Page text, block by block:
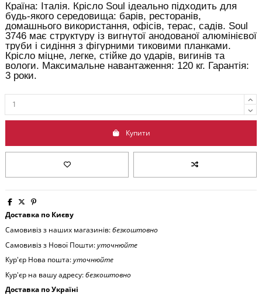
Країна: Італія. Крісло Soul ідеально підходить для
будь-якого середовища: барів, ресторанів,
домашнього використання, офісів, терас, садів. Soul
3746 має структуру із вигнутої анодованої алюмінієвої
труби і сидіння з фігурними тиковими планками.
Крісло міцне, легке, стійке до ударів, вигинів та
вологи. Максимальне навантаження: 120 кг. Гарантія:
3 роки.
Купити
Доставка по Києву
Самовивіз з наших магазинів:безкоштовно
Самовивіз з Нової Пошти:уточнюйте
Кур'єр Нова пошта:уточнюйте
Кур'єр на вашу адресу:безкоштовно
Доставка по Україні